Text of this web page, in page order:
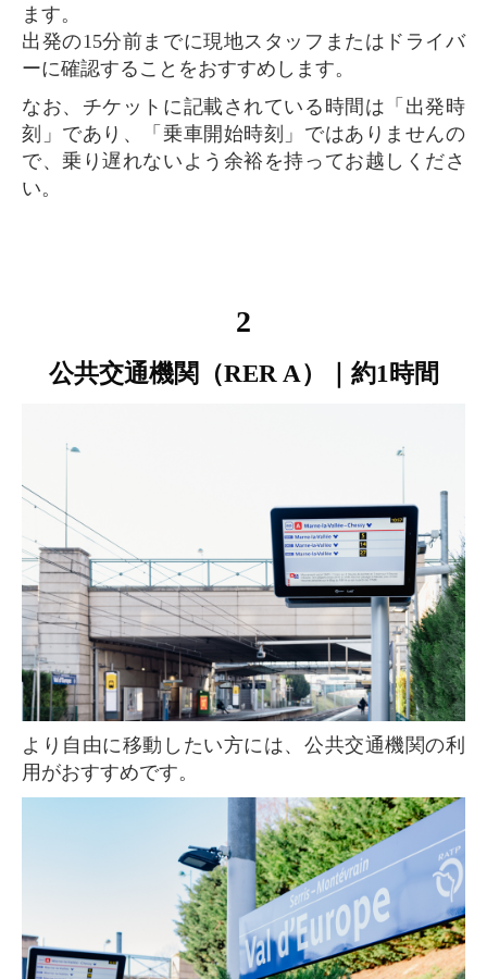
ます。
出発の15分前までに現地スタッフまたはドライバ
ーに確認することをおすすめします。
なお、チケットに記載されている時間は「出発時
刻」であり、「乗車開始時刻」ではありませんの
で、乗り遅れないよう余裕を持ってお越しくださ
い。
2
公共交通機関（RER A）｜約1時間
より自由に移動したい方には、公共交通機関の利
用がおすすめです。